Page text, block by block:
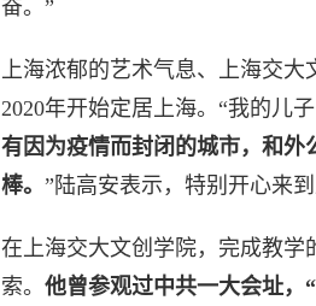
奋。”
上海浓郁的艺术气息、上海交
2020年开始定居上海。“我的儿
有因为疫情而封闭的城市，和
棒。 ”陆高安表示，特别开心来
在上海交大文创学院，完成教
索。 他曾参观过中共一大会址，